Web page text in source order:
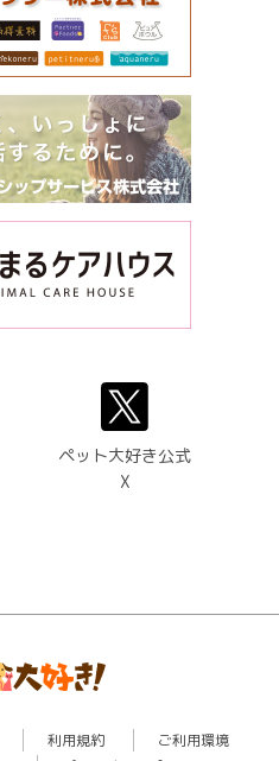
ペット大好き公式
X
利用規約
ご利用環境